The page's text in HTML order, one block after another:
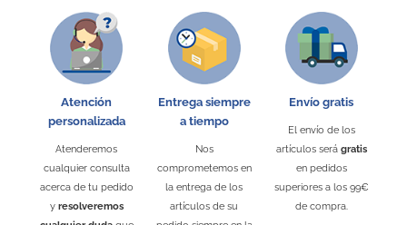
Atención
personalizada
Atenderemos
cualquier consulta
acerca de tu pedido
y resolveremos
Entrega siempre
a tiempo
Nos
comprometemos en
la entrega de los
artículos de su
Envío gratis
El envío de los
artículos será gratis
en pedidos
superiores a los 99€
de compra.